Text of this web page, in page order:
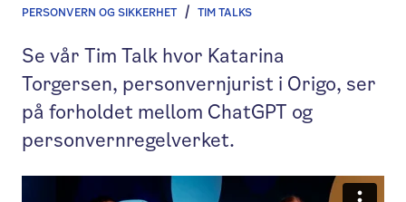
PERSONVERN OG SIKKERHET TIM TALKS
Se vår Tim Talk hvor Katarina
Torgersen, personvernjurist i Origo, ser
på forholdet mellom ChatGPT og
personvernregelverket.